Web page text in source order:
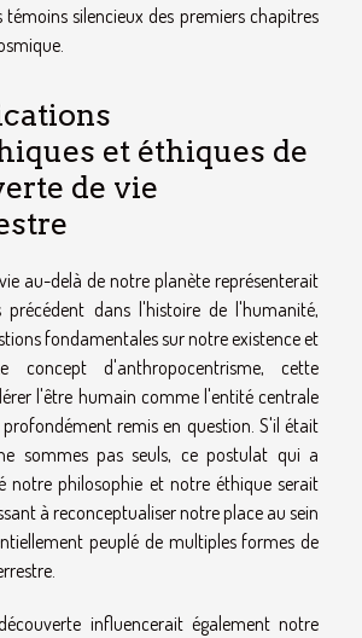
silencieux des premiers chapitres
et éthiques de
de vie
au-delà de notre planète représenterait
dans l'histoire de l'humanité,
fondamentales sur notre existence et
concept d'anthropocentrisme, cette
l'être humain comme l'entité centrale
remis en question. S'il était
sommes pas seuls, ce postulat qui a
notre philosophie et notre éthique serait
à reconceptualiser notre place au sein
peuplé de multiples formes de
influencerait également notre